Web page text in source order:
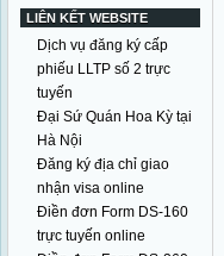
LIÊN KẾT WEBSITE
Dịch vụ đăng ký cấp
phiếu LLTP số 2 trực
tuyến
Đại Sứ Quán Hoa Kỳ tại
Hà Nội
Đăng ký địa chỉ giao
nhận visa online
Điền đơn Form DS-160
trực tuyến online